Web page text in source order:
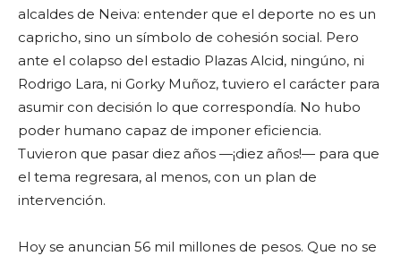
alcaldes de Neiva: entender que el deporte no es un
capricho, sino un símbolo de cohesión social. Pero
ante el colapso del estadio Plazas Alcid, ningúno, ni
Rodrigo Lara, ni Gorky Muñoz, tuviero el carácter para
asumir con decisión lo que correspondía. No hubo
poder humano capaz de imponer eficiencia.
Tuvieron que pasar diez años —¡diez años!— para que
el tema regresara, al menos, con un plan de
intervención.
Hoy se anuncian 56 mil millones de pesos. Que no se